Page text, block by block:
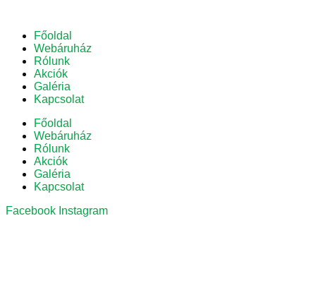
Főoldal
Webáruház
Rólunk
Akciók
Galéria
Kapcsolat
Főoldal
Webáruház
Rólunk
Akciók
Galéria
Kapcsolat
Facebook Instagram